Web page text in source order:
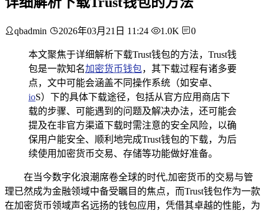
qbadmin 2026年03月21日 11:24 1.0K 0
本文聚焦于详细解析下载Trust钱包的方法，Trust钱
包是一款知名加密货币钱包，其下载过程有诸多要
点，文中可能会涵盖不同操作系统（如安卓、
ioS）下的具体下载途径，包括从官方应用商店下
载的步骤、可能遇到的问题及解决办法，还可能会
提及在非官方渠道下载时需注意的安全风险，以确
保用户能安全、顺利地完成Trust钱包的下载，为后
续使用加密货币交易、存储等功能做好准备。
在当今数字化浪潮席卷全球的时代,加密货币的交易与管
理已然成为金融领域中备受瞩目的焦点，而Trust钱包作为一款
在加密货币领域声名远扬的钱包应用，凭借其卓越的性能，为